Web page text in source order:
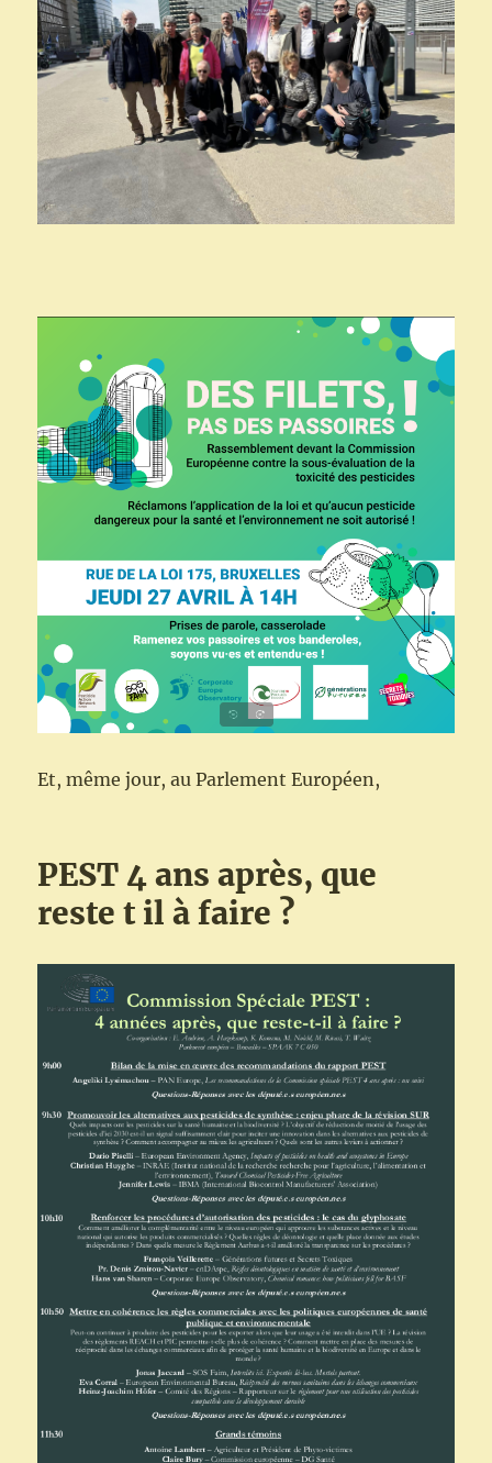
Et, même jour, au Parlement Européen,
PEST 4 ans après, que
reste t il à faire ?